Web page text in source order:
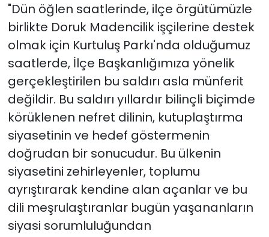
"Dün öğlen saatlerinde, ilçe örgütümüzle
birlikte Doruk Madencilik işçilerine destek
olmak için Kurtuluş Parkı'nda olduğumuz
saatlerde, İlçe Başkanlığımıza yönelik
gerçekleştirilen bu saldırı asla münferit
değildir. Bu saldırı yıllardır bilinçli biçimde
körüklenen nefret dilinin, kutuplaştırma
siyasetinin ve hedef göstermenin
doğrudan bir sonucudur. Bu ülkenin
siyasetini zehirleyenler, toplumu
ayrıştırarak kendine alan açanlar ve bu
dili meşrulaştıranlar bugün yaşananların
siyasi sorumluluğundan